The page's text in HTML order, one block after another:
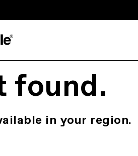
found.
in your region.